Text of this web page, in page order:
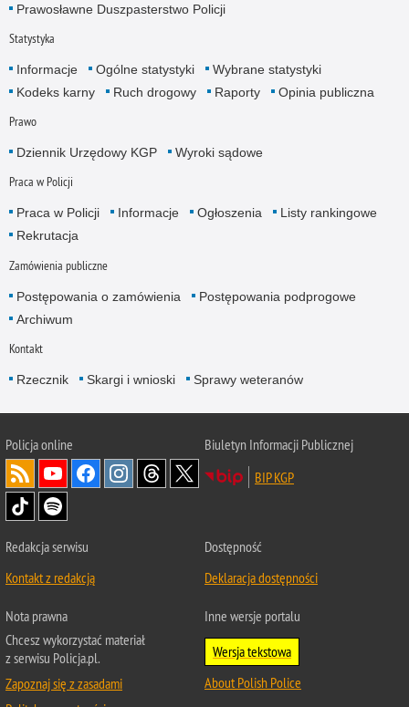
Prawosławne Duszpasterstwo Policji
Statystyka
Informacje Ogólne statystyki
Wybrane statystyki
Kodeks karny
Ruch drogowy Raporty Opinia publiczna
Prawo
Dziennik Urzędowy KGP Wyroki sądowe
Praca w Policji
Praca w Policji Informacje Ogłoszenia
Listy rankingowe
Rekrutacja
Zamówienia publiczne
Postępowania o zamówienia
Postępowania podprogowe
Archiwum
Kontakt
Rzecznik Skargi i wnioski Sprawy weteranów
Policjaonline
Biuletyn Informacji Publicznej
BIP KGP
Redakcja serwisu
Kontakt z redakcją
Dostępność
Deklaracja dostępności
Nota prawna
Chcesz wykorzystać materiał
z serwisu Policja.pl.
Zapoznaj się z zasadami
Inne wersje portalu
Wersja tekstowa
About Polish Police